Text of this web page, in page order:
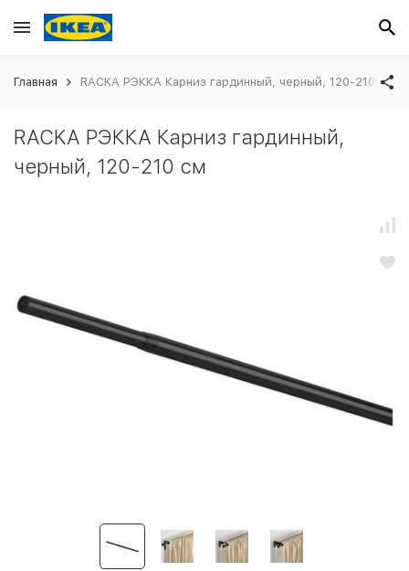
Главная RACKA РЭККА Карниз гардинный, черный, 120-210 см
RACKA РЭККА Карниз гардинный,
черный, 120-210 см